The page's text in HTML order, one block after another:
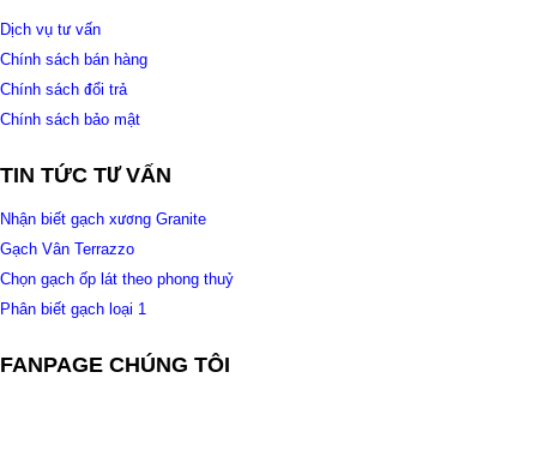
Dịch vụ tư vấn
Chính sách bán hàng
Chính sách đổi trả
Chính sách bảo mật
TIN TỨC TƯ VẤN
Nhận biết gạch xương Granite
Gạch Vân Terrazzo
Chọn gạch ốp lát theo phong thuỷ
Phân biết gạch loại 1
FANPAGE CHÚNG TÔI